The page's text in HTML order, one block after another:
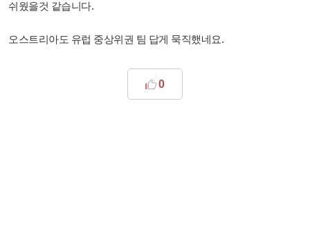
쉬웠을것 같습니다.
오스트리아도 유럽 중상위권 팀 답게 묵직했네요.
0